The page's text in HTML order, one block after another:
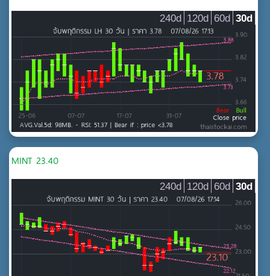
30d
60d
120d
240d
MINT 23.40
30d
60d
120d
240d